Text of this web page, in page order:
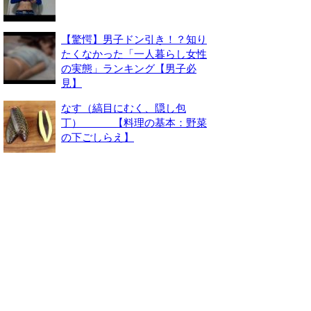
【驚愕】男子ドン引き！？知り
たくなかった「一人暮らし女性
の実態」ランキング【男子必
見】
なす（縞目にむく、隠し包
丁） 【料理の基本：野菜
の下ごしらえ】